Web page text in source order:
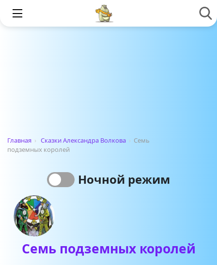
Главная › Сказки Александра Волкова › Семь
подземных королей
Ночной режим
Семь подземных королей